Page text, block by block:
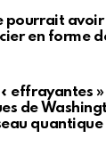
pourrait avoir
en forme
« effrayantes
de
quantique